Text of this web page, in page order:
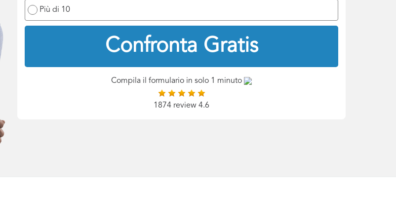
Più di 10
Confronta Gratis
Compila il formulario in solo 1 minuto
1874 review 4.6